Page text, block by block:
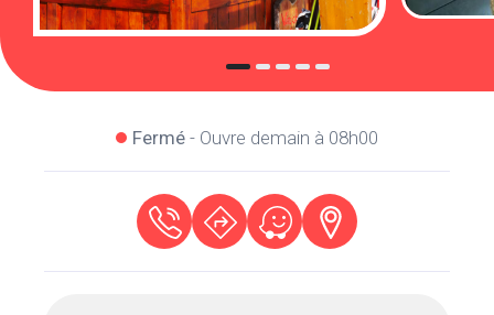
Fermé - Ouvre demain à 08h00